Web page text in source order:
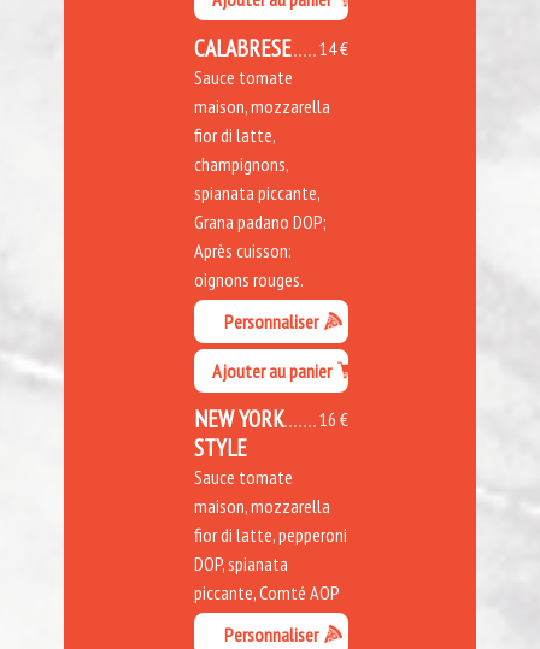
14 €
CALABRESE
Sauce tomate
maison, mozzarella
fior di latte,
champignons,
spianata piccante,
Grana padano DOP;
Après cuisson:
oignons rouges.
Personnaliser
Ajouter au panier
16 €
NEW YORK
STYLE
Sauce tomate
maison, mozzarella
fior di latte, pepperoni
DOP, spianata
piccante, Comté AOP
Personnaliser